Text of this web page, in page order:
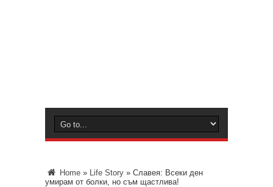
Home » Life Story » Славея: Всеки ден
умирам от болки, но съм щастлива!